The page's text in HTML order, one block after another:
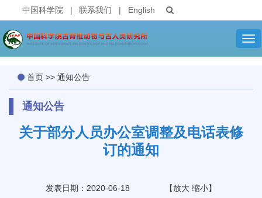
中国科学院 | 联系我们 | English
首页 >> 通知公告
通知公告
关于部分人员办公室调整及电话表修
订的通知
发表日期：2020-06-18 【放大 缩小】